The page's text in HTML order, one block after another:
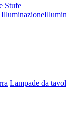
Stufe
Lampade da